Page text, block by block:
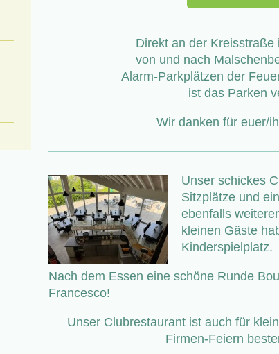
Direkt an der Kreisstraße
von und nach
Alarm-Parkplätzen der
ist das Parken
Wir danken für euer/
Unser schickes
Sitzplätze und
ebenfalls
kleinen Gäste
Kinderspielplatz.
Nach dem Essen eine schöne Runde
Francesco!
Unser Clubrestaurant ist auch für
Firmen-Feiern